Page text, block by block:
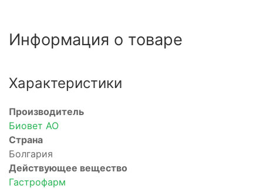
Информация о товаре
Характеристики
Производитель
Биовет АО
Страна
Болгария
Действующее вещество
Гастрофарм